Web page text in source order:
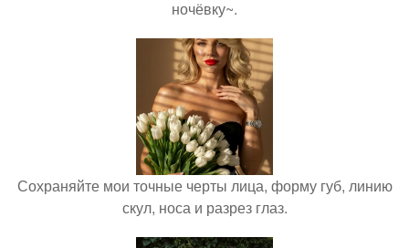
ночёвку~.
Сохраняйте мои точные черты лица, форму губ, линию
скул, носа и разрез глаз.